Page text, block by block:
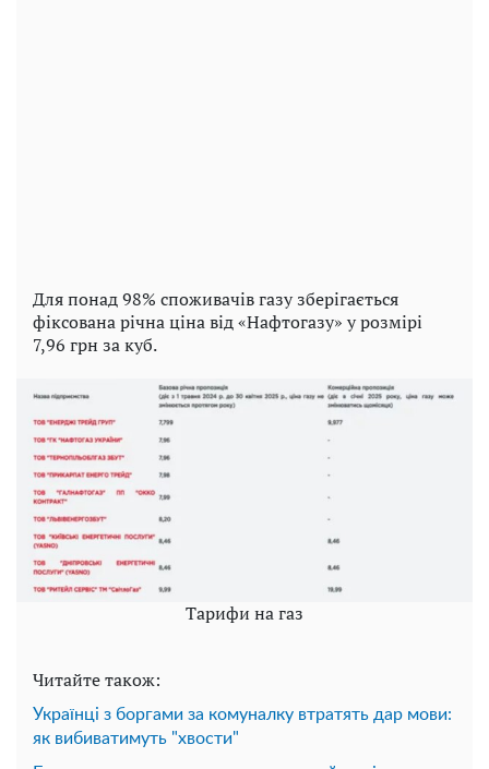
Для понад 98% споживачів газу зберігається
фіксована річна ціна від «Нафтогазу» у розмірі
7,96 грн за куб.
Тарифи на газ
Читайте також:
Українці з боргами за комуналку втратять дар мови:
як вибиватимуть "хвости"